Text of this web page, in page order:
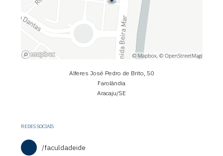
Alferes José Pedro de Brito, 50
Farolândia
Aracaju/SE
REDES SOCIAIS
/faculdadeide